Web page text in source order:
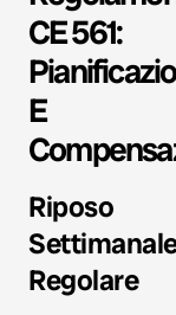
CE 561:
E
Riposo
Regolare